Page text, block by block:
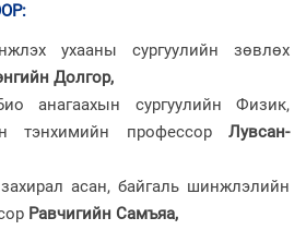
:
ухааны сургуулийн зөвлөх
Долгор,
анагаахын сургуулийн Физик,
тэнхимийн профессор Лувсан-
асан, байгаль шинжлэлийн
Равчигийн Самъяа,